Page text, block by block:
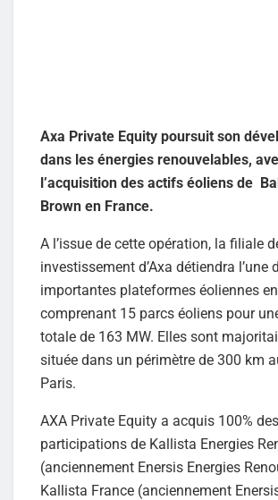
Axa Private Equity poursuit son
dans les énergies renouvelables,
l’acquisition des actifs éoliens de
Brown en France.
A l’issue de cette opération, la filiale
investissement d’Axa détiendra l’une
importantes plateformes éoliennes
comprenant 15 parcs éoliens pour
totale de 163 MW. Elles sont
située dans un périmètre de 300 km
Paris.
AXA Private Equity a acquis 100% des
participations de Kallista Energies
(anciennement Enersis Energies
Kallista France (anciennement